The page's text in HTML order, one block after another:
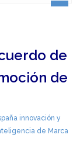
de
de
innovación y
de Marca